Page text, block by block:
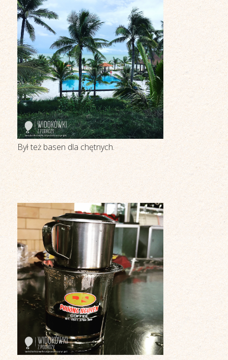
Był też basen dla chętnych.